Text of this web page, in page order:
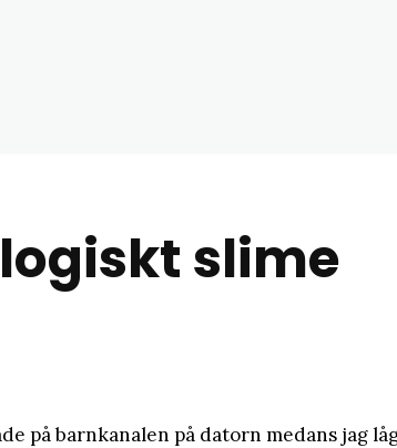
slime
på barnkanalen på datorn medans jag